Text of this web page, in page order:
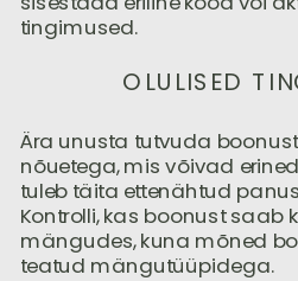
tingimused.
OLULISED
Ära unusta tutvuda
nõuetega, mis võivad
tuleb täita ettenähtud
Kontrolli, kas boonust
mängudes, kuna mõned
teatud mängutüüpidega.